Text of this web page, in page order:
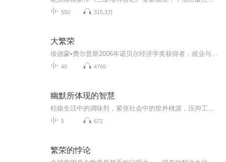
550 315.3万
大繁荣
40 4765
幽默所体现的智慧
5 672
繁荣的悖论